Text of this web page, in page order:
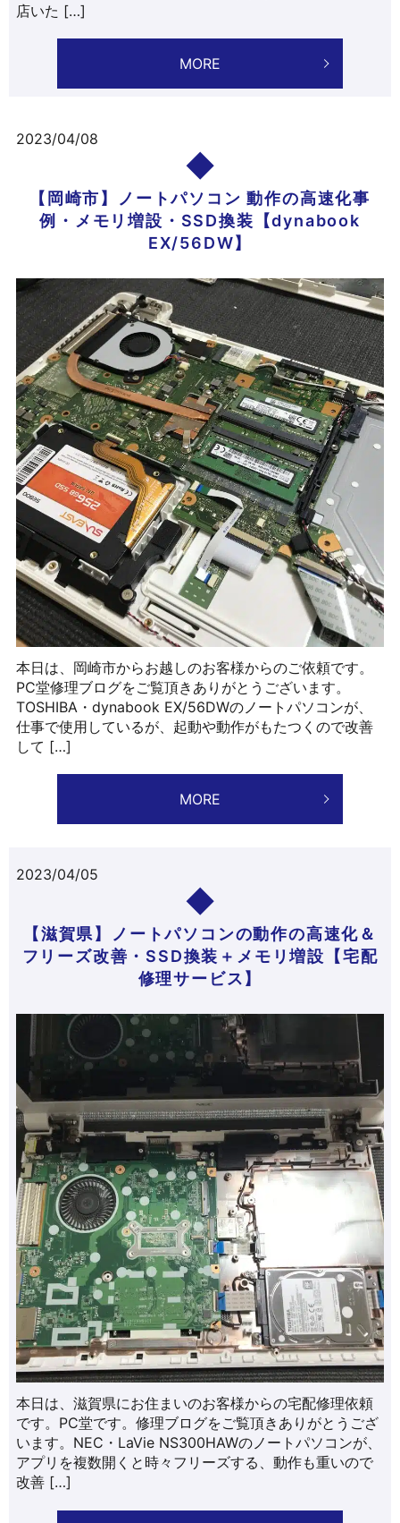
店いた […]
MORE
2023/04/08
【岡崎市】ノートパソコン 動作の高速化事
例・メモリ増設・SSD換装【dynabook
EX/56DW】
本日は、岡崎市からお越しのお客様からのご依頼です。
PC堂修理ブログをご覧頂きありがとうございます。
TOSHIBA・dynabook EX/56DWのノートパソコンが、
仕事で使用しているが、起動や動作がもたつくので改善
して […]
MORE
2023/04/05
【滋賀県】ノートパソコンの動作の高速化＆
フリーズ改善・SSD換装＋メモリ増設【宅配
修理サービス】
本日は、滋賀県にお住まいのお客様からの宅配修理依頼
です。PC堂です。修理ブログをご覧頂きありがとうござ
います。NEC・LaVie NS300HAWのノートパソコンが、
アプリを複数開くと時々フリーズする、動作も重いので
改善 […]